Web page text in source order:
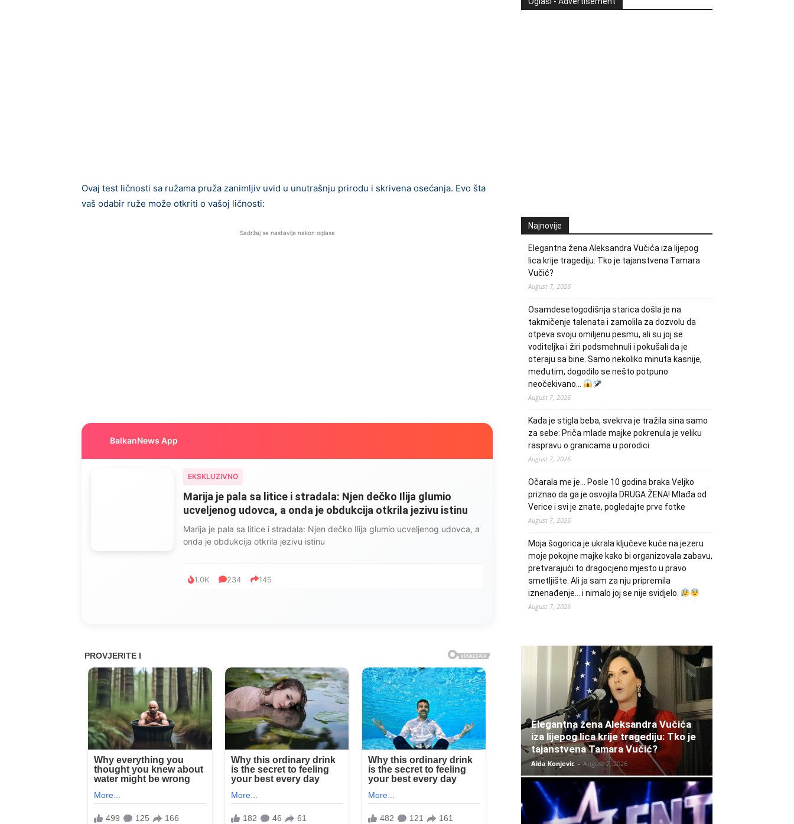
Ovaj test ličnosti sa ružama pruža zanimljiv uvid u unutrašnju prirodu i skrivena osećanja. Evo šta
vaš odabir ruže može otkriti o vašoj ličnosti:
Sadržaj se nastavlja nakon oglasa
BalkanNews App
EKSKLUZIVNO
Marija je pala sa litice i stradala: Njen dečko Ilija glumio
ucveljenog udovca, a onda je obdukcija otkrila jezivu istinu
Marija je pala sa litice i stradala: Njen dečko Ilija glumio ucveljenog udovca, a
onda je obdukcija otkrila jezivu istinu
1.0K 234 145
Najnovije
Elegantna žena Aleksandra Vučića iza lijepog
lica krije tragediju: Tko je tajanstvena Tamara
Vučić?
August 7, 2026
Osamdesetogodišnja starica došla je na
takmičenje talenata i zamolila za dozvolu da
otpeva svoju omiljenu pesmu, ali su joj se
voditeljka i žiri podsmehnuli i pokušali da je
oteraju sa bine. Samo nekoliko minuta kasnije,
međutim, dogodilo se nešto potpuno
neočekivano…
August 7, 2026
Kada je stigla beba, svekrva je tražila sina samo
za sebe: Priča mlade majke pokrenula je veliku
raspravu o granicama u porodici
August 7, 2026
Očarala me je… Posle 10 godina braka Veljko
priznao da ga je osvojila DRUGA ŽENA! Mlađa od
Verice i svi je znate, pogledajte prve fotke
August 7, 2026
Moja šogorica je ukrala ključeve kuće na jezeru
moje pokojne majke kako bi organizovala zabavu,
pretvarajući to dragocjeno mjesto u pravo
smetljište. Ali ja sam za nju pripremila
iznenađenje… i nimalo joj se nije svidjelo.
August 7, 2026
Elegantna žena Aleksandra Vučića
iza lijepog lica krije tragediju: Tko je
tajanstvena Tamara Vučić?
Aida Konjevic - August 7, 2026